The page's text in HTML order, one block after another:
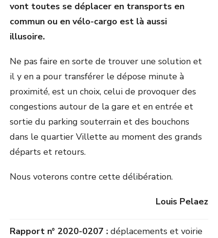
vont toutes se déplacer en transports en
commun ou en vélo-cargo est là aussi
illusoire.
Ne pas faire en sorte de trouver une solution et
il y en a pour transférer le dépose minute à
proximité, est un choix, celui de provoquer des
congestions autour de la gare et en entrée et
sortie du parking souterrain et des bouchons
dans le quartier Villette au moment des grands
départs et retours.
Nous voterons contre cette délibération.
Louis Pelaez
Rapport n° 2020-0207 : déplacements et voirie